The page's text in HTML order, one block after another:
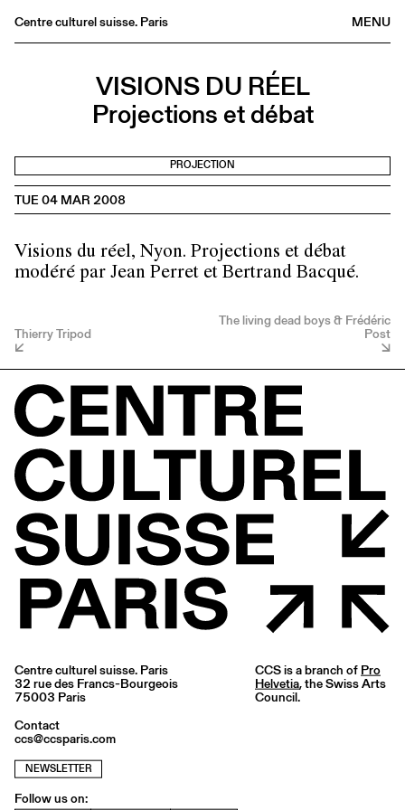
MENU
Centre culturel suisse. Paris
Medias
Publications
FR/EN
VISIONS DU RÉEL
Projections et débat
PROJECTION
TUE 04 MAR 2008
Visions du réel, Nyon. Projections et débat
modéré par Jean Perret et Bertrand Bacqué.
Thierry Tripod
The living dead boys & Frédéric
Post
Centre culturel suisse. Paris
32 rue des Francs-Bourgeois
75003 Paris
Contact
ccs@ccsparis.com
NEWSLETTER
Follow us on:
CCS is a branch of Pro
Helvetia, the Swiss Arts
Council.